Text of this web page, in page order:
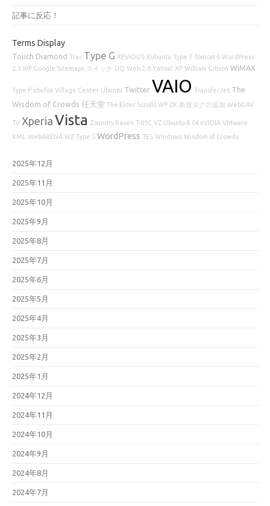
記事に反応！
Terms Display
Touch Diamond Trac Type G XEVIOUS Xubuntu Type T Tomcat 6 WordPress
2.3 WP Google Sitemaps スイッチ UQ Web 2.0 Yahoo! XP William Gibson WiMAX
Type P ubufox Village Center Ubuntu Twitter VAIO TransferJet The
Wisdom of Crowds 任天堂 The Elder Scrolls WP ZK 新規タグの追加 WebDAV
TV Xperia Vista Zoundry Raven T-01C VZ Ubuntu 8.04 nVIDIA VMware
XML WebARENA WZ Type S WordPress TES Windows Wisdom of Crowds
2025年12月
2025年11月
2025年10月
2025年9月
2025年8月
2025年7月
2025年6月
2025年5月
2025年4月
2025年3月
2025年2月
2025年1月
2024年12月
2024年11月
2024年10月
2024年9月
2024年8月
2024年7月